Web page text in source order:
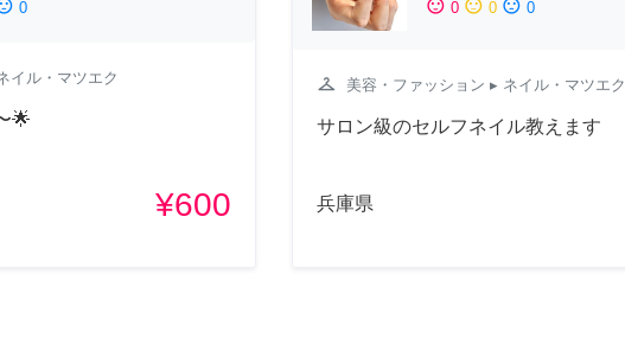
0
イル・マツエク
🌟
¥600
sentiment_satisfied 0 sentiment_neutral 0 sentiment_dissatisfied 0
checkroom 美容・ファッション ▸ ネイル・マツエク
サロン級のセルフネイル教えます
兵庫県